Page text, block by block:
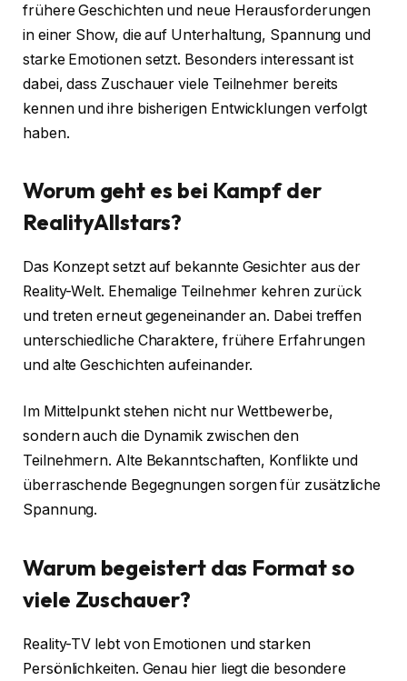
frühere Geschichten und neue Herausforderungen
in einer Show, die auf Unterhaltung, Spannung und
starke Emotionen setzt. Besonders interessant ist
dabei, dass Zuschauer viele Teilnehmer bereits
kennen und ihre bisherigen Entwicklungen verfolgt
haben.
Worum geht es bei Kampf der
RealityAllstars?
Das Konzept setzt auf bekannte Gesichter aus der
Reality-Welt. Ehemalige Teilnehmer kehren zurück
und treten erneut gegeneinander an. Dabei treffen
unterschiedliche Charaktere, frühere Erfahrungen
und alte Geschichten aufeinander.
Im Mittelpunkt stehen nicht nur Wettbewerbe,
sondern auch die Dynamik zwischen den
Teilnehmern. Alte Bekanntschaften, Konflikte und
überraschende Begegnungen sorgen für zusätzliche
Spannung.
Warum begeistert das Format so
viele Zuschauer?
Reality-TV lebt von Emotionen und starken
Persönlichkeiten. Genau hier liegt die besondere